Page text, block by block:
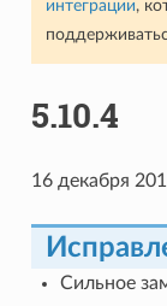
интеграции,
5.10.4
16 декабря
Сильное